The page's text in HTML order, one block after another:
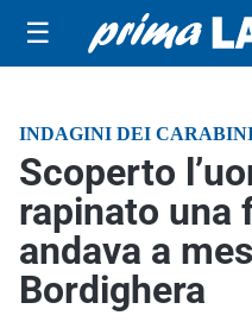
☰
INDAGINI DEI
Scoperto
rapinato una
andava a
Bordighera